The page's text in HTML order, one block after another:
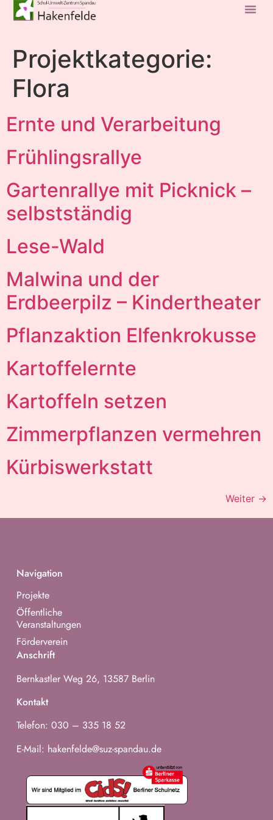
Projektkategorie:
Flora
Ernte und Verarbeitung
Frühlingsrallye
Gartenrallye mit Picknick –
selbstständig
Lese-Wald
Malwina und der
Erdbeerpilz – Kindertheater
Pflanzaktion Elfenkrokusse
Kartoffelernte
Kartoffeln setzen
Zimmerpflanzen vermehren
Kürbiswerkstatt
Weiter →
Navigation
Projekte
Öffentliche
Veranstaltungen
Förderverein
Anschrift
Bernkastler Weg 26, 13587 Berlin
Kontakt
Telefon: 030 – 335 18 52
E-Mail: hakenfelde@suz-spandau.de